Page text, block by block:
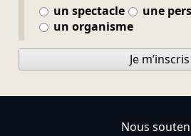
un spectacle
une
un organisme
Je m’inscris
Nous